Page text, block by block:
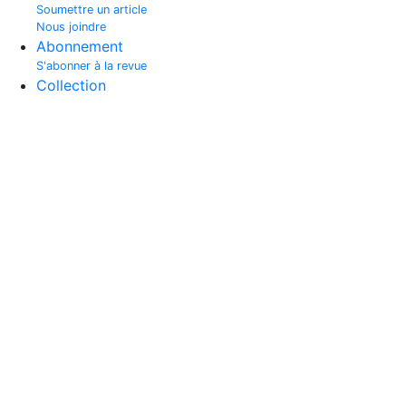
Soumettre un article
Nous joindre
Abonnement
S'abonner à la revue
Collection